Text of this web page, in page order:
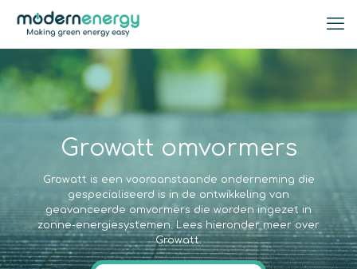
Growatt omvormers
Growatt is een vooraanstaande onderneming die
gespecialiseerd is in de ontwikkeling van
geavanceerde omvormers die worden ingezet in
zonne-energiesystemen. Lees hieronder meer over
Growatt.